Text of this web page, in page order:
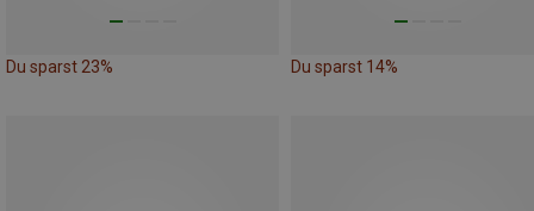
Du sparst 23% Du sparst 14%